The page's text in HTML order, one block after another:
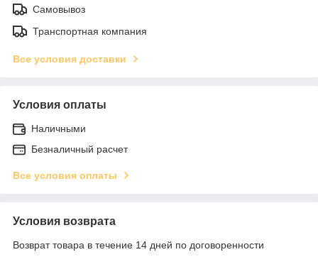
Самовывоз
Транспортная компания
Все условия доставки
Условия оплаты
Наличными
Безналичный расчет
Все условия оплаты
Условия возврата
Возврат товара в течение 14 дней по договоренности